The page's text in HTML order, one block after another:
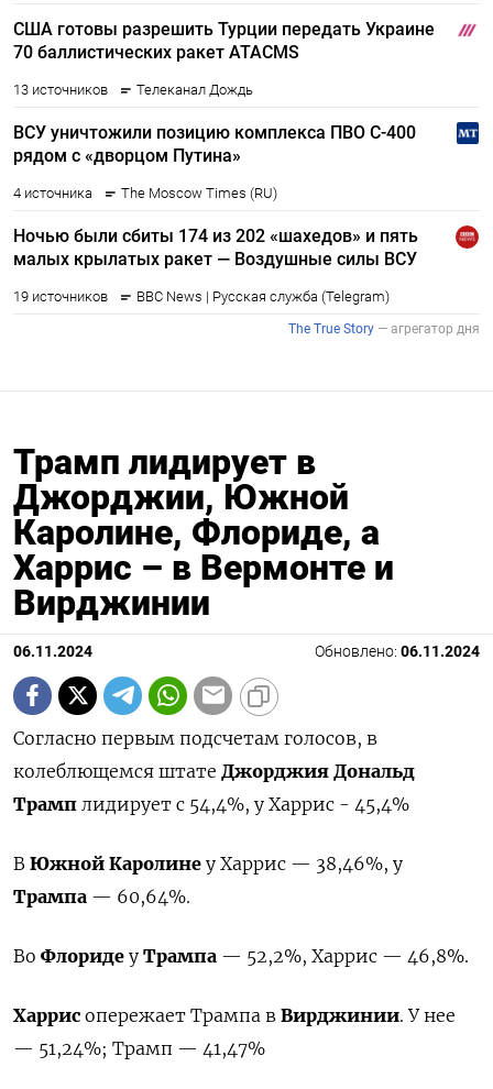
Трамп лидирует в
Джорджии, Южной
Каролине, Флориде, а
Харрис – в Вермонте и
Вирджинии
06.11.2024 Обновлено: 06.11.2024
Согласно первым подсчетам голосов, в
колеблющемся штате Джорджия Дональд
Трамп лидирует с 54,4%, у Харрис - 45,4%
В Южной Каролине у Харрис — 38,46%, у
Трампа — 60,64%.
Во Флориде у Трампа — 52,2%, Харрис — 46,8%.
Харрис опережает Трампа в Вирджинии. У нее
— 51,24%; Трамп — 41,47%